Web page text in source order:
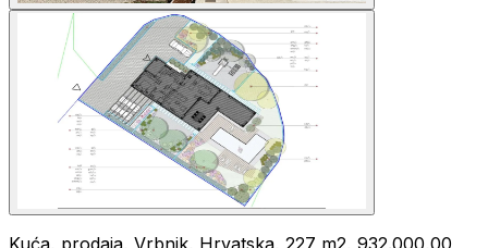
Kuća, prodaja, Vrbnik, Hrvatska, 227 m2, 932.000,00